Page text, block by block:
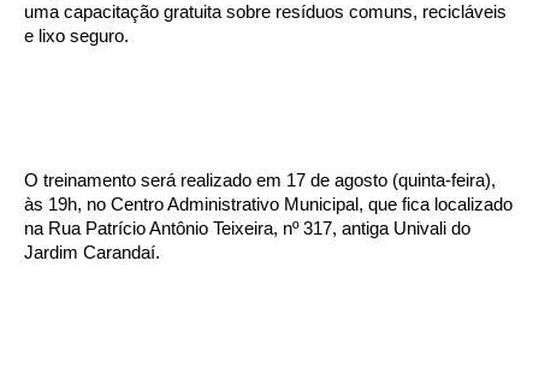
uma capacitação gratuita sobre resíduos comuns, recicláveis
e lixo seguro.
O treinamento será realizado em 17 de agosto (quinta-feira),
às 19h, no Centro Administrativo Municipal, que fica localizado
na Rua Patrício Antônio Teixeira, nº 317, antiga Univali do
Jardim Carandaí.